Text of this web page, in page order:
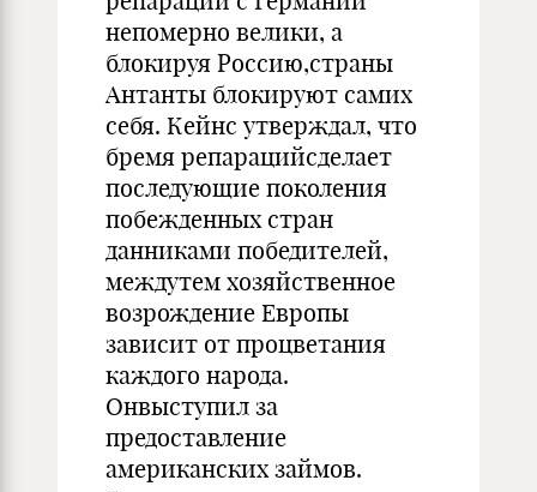
непомерно велики, а
блокируя Россию,страны
Антанты блокиру­ют самих
себя. Кейнс утверждал, что
бремя репарацийсделает
после­дующие поколения
побежденных стран
данниками победителей,
междутем хозяйственное
возрождение Европы
зависит от процветания
каж­дого народа.
Онвыступил за
предоставление
американских займов.